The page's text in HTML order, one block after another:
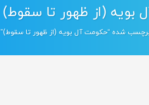
(از ظهور تا سقوط)
شده “حکومت آل بویه (از ظهور تا سقوط)”